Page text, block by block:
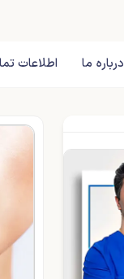
درباره ما اطلاعات